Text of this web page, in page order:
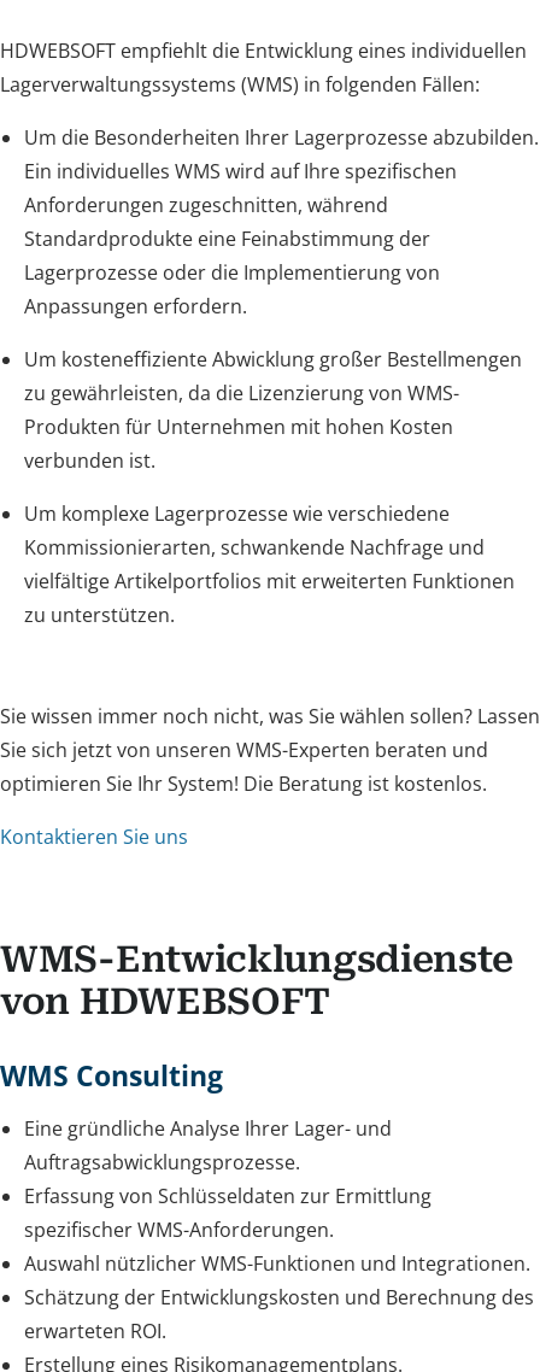
HDWEBSOFT empfiehlt die Entwicklung eines individuellen
Lagerverwaltungssystems (WMS) in folgenden Fällen:
Um die Besonderheiten Ihrer Lagerprozesse abzubilden.
Ein individuelles WMS wird auf Ihre spezifischen
Anforderungen zugeschnitten, während
Standardprodukte eine Feinabstimmung der
Lagerprozesse oder die Implementierung von
Anpassungen erfordern.
Um kosteneffiziente Abwicklung großer Bestellmengen
zu gewährleisten, da die Lizenzierung von WMS-
Produkten für Unternehmen mit hohen Kosten
verbunden ist.
Um komplexe Lagerprozesse wie verschiedene
Kommissionierarten, schwankende Nachfrage und
vielfältige Artikelportfolios mit erweiterten Funktionen
zu unterstützen.
Sie wissen immer noch nicht, was Sie wählen sollen? Lassen
Sie sich jetzt von unseren WMS-Experten beraten und
optimieren Sie Ihr System! Die Beratung ist kostenlos.
Kontaktieren Sie uns
WMS-Entwicklungsdienste
von HDWEBSOFT
WMS Consulting
Eine gründliche Analyse Ihrer Lager- und
Auftragsabwicklungsprozesse.
Erfassung von Schlüsseldaten zur Ermittlung
spezifischer WMS-Anforderungen.
Auswahl nützlicher WMS-Funktionen und Integrationen.
Schätzung der Entwicklungskosten und Berechnung des
erwarteten ROI.
Erstellung eines Risikomanagementplans.